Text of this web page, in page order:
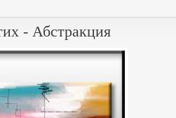
- Абстракция